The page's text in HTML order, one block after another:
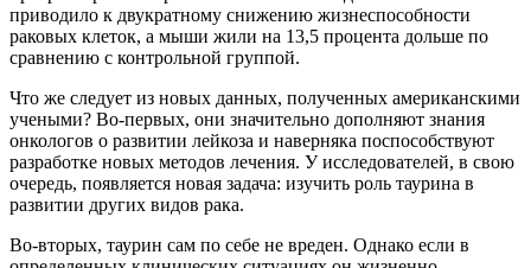
приводило к двукратному снижению жизнеспособности
раковых клеток, а мыши жили на 13,5 процента дольше по
сравнению с контрольной группой.
Что же следует из новых данных, полученных американскими
учеными? Во-первых, они значительно дополняют знания
онкологов о развитии лейкоза и наверняка поспособствуют
разработке новых методов лечения. У исследователей, в свою
очередь, появляется новая задача: изучить роль таурина в
развитии других видов рака.
Во-вторых, таурин сам по себе не вреден. Однако если в